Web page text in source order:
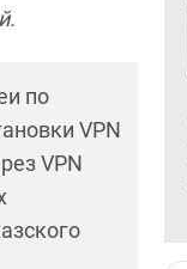
по
VPN
VPN